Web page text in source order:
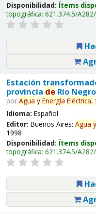
Disponibilidad: Ítems
topográfica: 621.374.5/
Estación
provincia deRío
por Agua y Energía Eléctrica,
Idioma: Español
Editor: Buenos Aires: Agua y
1998
Disponibilidad: Ítems
topográfica: 621.374.5/